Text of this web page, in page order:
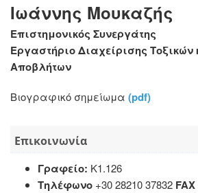
Ιωάννης Μουκαζής
Επιστημονικός Συνεργάτης
Εργαστήριο Διαχείρισης Τοξικών
Αποβλήτων
Βιογραφικό σημείωμα (pdf)
Επικοινωνία
Γραφείο: Κ1.126
Τηλέφωνο +30 28210 37832 FAX